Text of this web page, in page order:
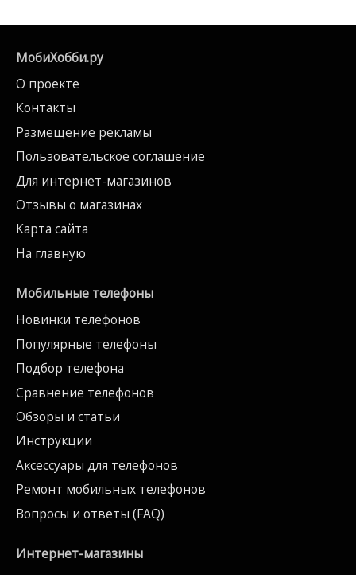
МобиХобби.ру
О проекте
Контакты
Размещение рекламы
Пользовательское соглашение
Для интернет-магазинов
Отзывы о магазинах
Карта сайта
На главную
Мобильные телефоны
Новинки телефонов
Популярные телефоны
Подбор телефона
Сравнение телефонов
Обзоры и статьи
Инструкции
Аксессуары для телефонов
Ремонт мобильных телефонов
Вопросы и ответы (FAQ)
Интернет-магазины